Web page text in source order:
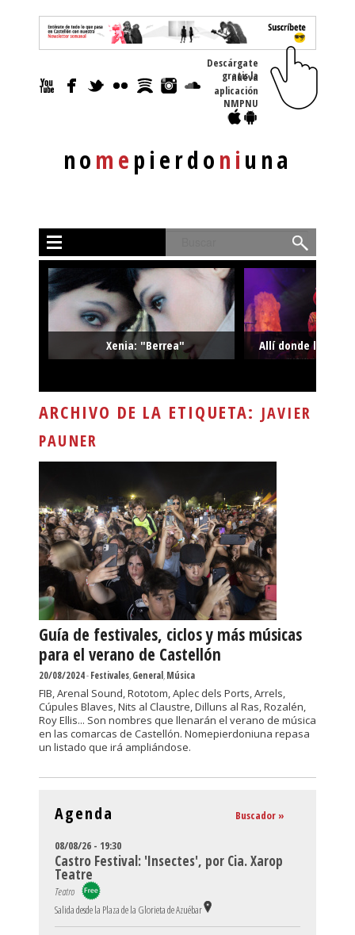
nomepierdoniuna
Descárgate
gratis la nueva
aplicación
NMPNU
Xenia: "Berrea" Allí donde la
ARCHIVO DE LA ETIQUETA: JAVIER
PAUNER
Guía de festivales, ciclos y más músicas
para el verano de Castellón
20/08/2024-Festivales,General,Música
FIB, Arenal Sound, Rototom, Aplec dels Ports, Arrels,
Cúpules Blaves, Nits al Claustre, Dilluns al Ras, Rozalén,
Roy Ellis... Son nombres que llenarán el verano de música
en las comarcas de Castellón. Nomepierdoniuna repasa
un listado que irá ampliándose.
Agenda Buscador »
08/08/26 - 19:30
Castro Festival: 'Insectes', por Cia. Xarop
Teatre
Teatro
Salida desde la Plaza de la Glorieta de Azuébar